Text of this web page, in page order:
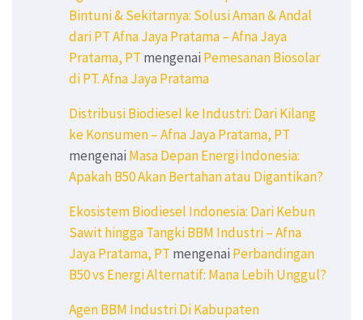
Bintuni & Sekitarnya: Solusi Aman & Andal
dari PT Afna Jaya Pratama – Afna Jaya
Pratama, PT mengenai Pemesanan Biosolar
di PT. Afna Jaya Pratama
Distribusi Biodiesel ke Industri: Dari Kilang
ke Konsumen – Afna Jaya Pratama, PT
mengenai Masa Depan Energi Indonesia:
Apakah B50 Akan Bertahan atau Digantikan?
Ekosistem Biodiesel Indonesia: Dari Kebun
Sawit hingga Tangki BBM Industri – Afna
Jaya Pratama, PT mengenai Perbandingan
B50 vs Energi Alternatif: Mana Lebih Unggul?
Agen BBM Industri Di Kabupaten